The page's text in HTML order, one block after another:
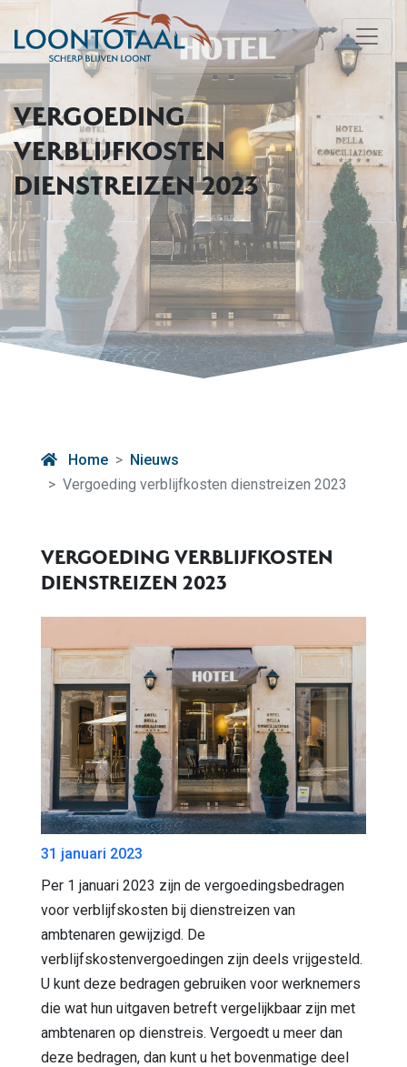
VERGOEDING
VERBLIJFKOSTEN
DIENSTREIZEN 2023
Home
Nieuws
Vergoeding verblijfkosten dienstreizen 2023
VERGOEDING VERBLIJFKOSTEN
DIENSTREIZEN 2023
31 januari 2023
Per 1 januari 2023 zijn de vergoedingsbedragen
voor verblijfskosten bij dienstreizen van
ambtenaren gewijzigd. De
verblijfskostenvergoedingen zijn deels vrijgesteld.
U kunt deze bedragen gebruiken voor werknemers
die wat hun uitgaven betreft vergelijkbaar zijn met
ambtenaren op dienstreis. Vergoedt u meer dan
deze bedragen, dan kunt u het bovenmatige deel